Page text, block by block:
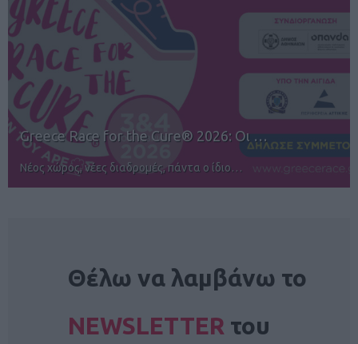
12ος TUI Rhodes Marathon: Άνοιγμα ε…
Αγώνες για όλους στην Ρόδο
Θέλω να λαμβάνω το
NEWSLETTER του